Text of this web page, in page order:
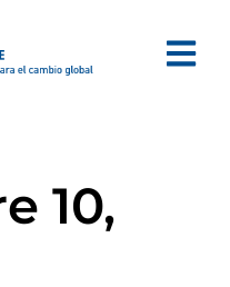
10,